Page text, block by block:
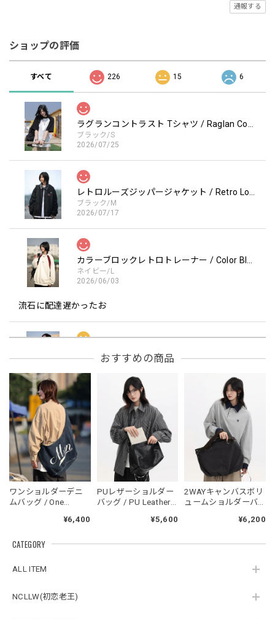
CATEGORY
ALL ITEM
NCLLW(初恋老王)
通報する
ショップの評価
すべて 226 15 6
ブラック/S
2026/07/25
ブラック/M
2026/07/17
ネイビー/L
2026/06/03
流石に配達遅かったお
レッド/L
2026/05/30
ブラック/L
2026/05/28
NCLLW オリジナルドッグタグネックレス / NCLLW Original Dog Tag Necklace
2026/05/27
おすすめの商品
ワンショルダーデニ
ムバッグ / One
¥6,400
PUレザーショルダー
バッグ / PU Leather
¥5,600
2WAYキャンバスボリ
ュームショルダーバ
Volume Shoulder Bag
¥6,200